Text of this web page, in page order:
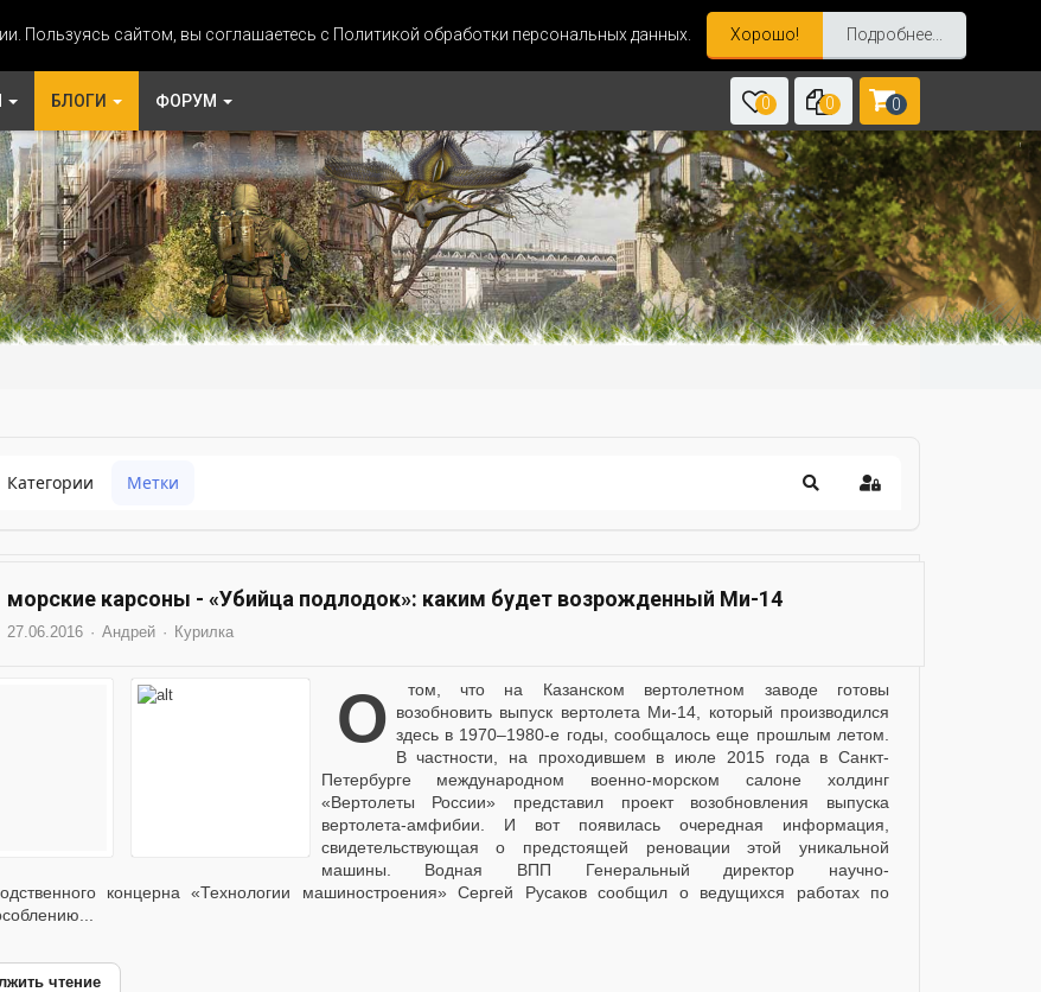
Пользуясь сайтом, вы соглашаетесь с Политикой обработки персональных данных. Хорошо! Подробнее...
БЛОГИ ФОРУМ 0 0 0
Категории Метки
морские карсоны - «Убийца подлодок»: каким будет возрожденный Ми-14
27.06.2016 Андрей Курилка
О том, что на Казанском вертолетном заводе готовы возобновить выпуск вертолета Ми-14, который производился
здесь в 1970–1980-е годы, сообщалось еще прошлым летом.
В частности, на проходившем в июле 2015 года в Санкт-
Петербурге международном военно-морском салоне холдинг
«Вертолеты России» представил проект возобновления выпуска
вертолета-амфибии. И вот появилась очередная информация,
свидетельствующая о предстоящей реновации этой уникальной
машины. Водная ВПП Генеральный директор научно-
концерна «Технологии машиностроения» Сергей Русаков сообщил о ведущихся работах по
чтение